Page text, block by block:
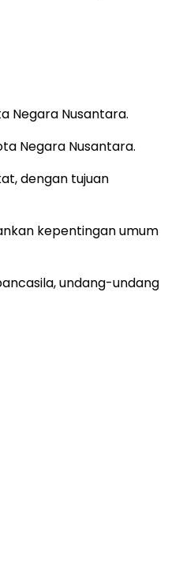
Negara Nusantara.
Negara Nusantara.
dengan tujuan
kepentingan umum
undang-undang